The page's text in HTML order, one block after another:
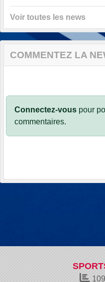
Voir toutes les news
COMMENTEZ LA
Connectez-vous pour
commentaires.